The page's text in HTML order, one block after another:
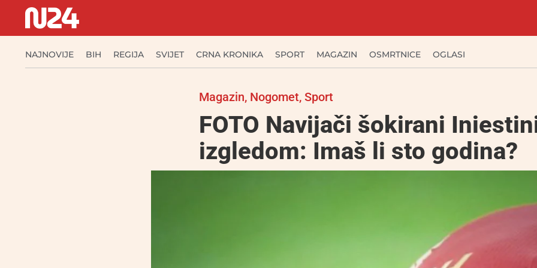
NAJNOVIJE BIH REGIJA SVIJET CRNA KRONIKA SPORT MAGAZIN OSMRTNICE OGLASI
Magazin, Nogomet, Sport
FOTO Navijači šokirani
izgledom: Imaš li sto godina?